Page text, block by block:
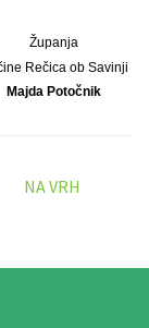
Županja
Rečica ob Savinji
Majda Potočnik
NA VRH